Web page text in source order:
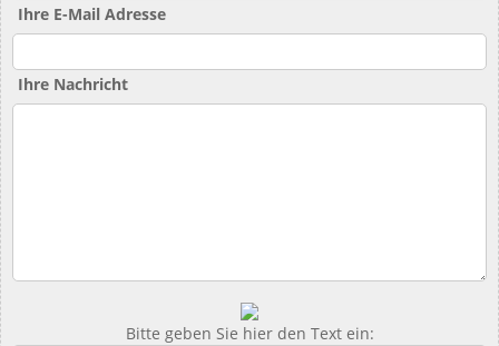
Ihre E-Mail Adresse
Ihre Nachricht
Bitte geben Sie hier den Text ein: